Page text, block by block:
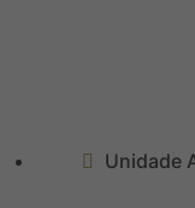
Unidade